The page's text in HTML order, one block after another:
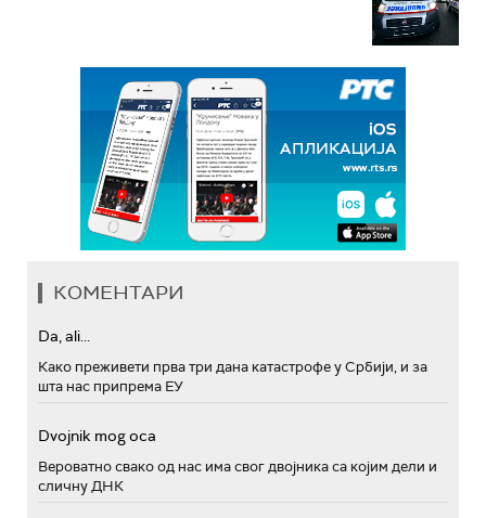
КОМЕНТАРИ
Da, ali...
Како преживети прва три дана катастрофе у Србији, и за
шта нас припрема ЕУ
Dvojnik mog oca
Вероватно свако од нас има свог двојника са којим дели и
сличну ДНК